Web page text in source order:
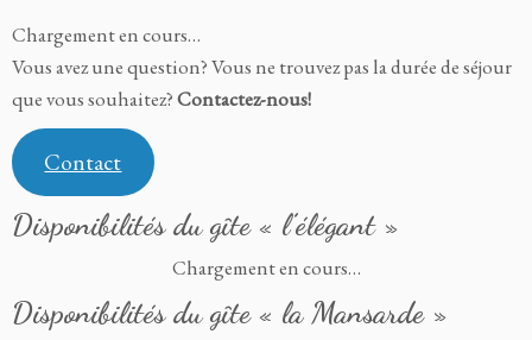
Chargement en cours…
Vous avez une question? Vous ne trouvez pas la durée de séjour
que vous souhaitez?Contactez-nous!
Contact
Disponibilités du gîte « l’élégant »
Chargement en cours…
Disponibilités du gîte « la Mansarde »